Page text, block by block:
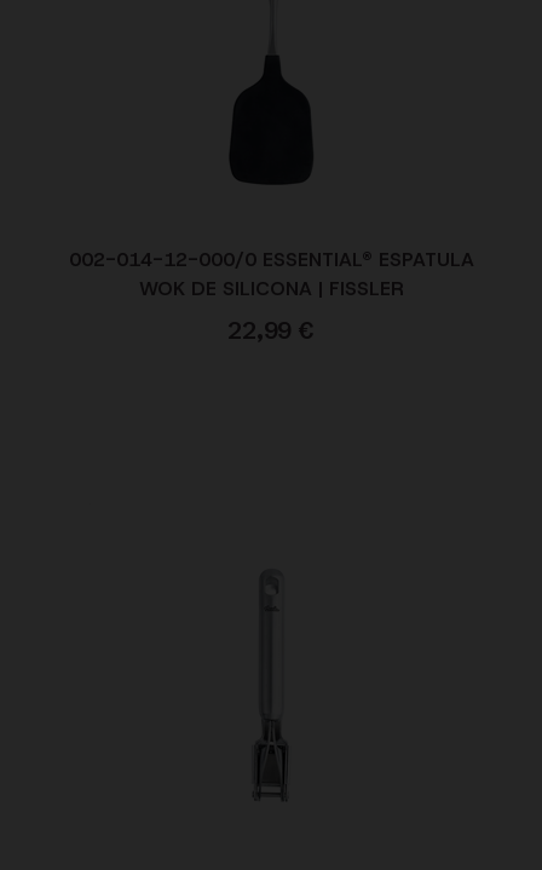
002-014-12-000/0 ESSENTIAL® ESPATULA
WOK DE SILICONA | FISSLER
22,99 €